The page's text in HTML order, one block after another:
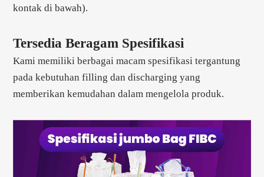
kontak di bawah).
Tersedia Beragam Spesifikasi
Kami memiliki berbagai macam spesifikasi tergantung
pada kebutuhan filling dan discharging yang
memberikan kemudahan dalam mengelola produk.